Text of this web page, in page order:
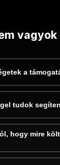
a
tudok
hogy mire